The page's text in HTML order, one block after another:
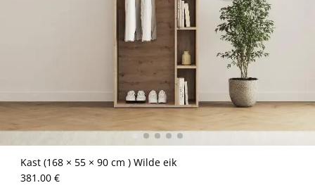
Kast (168 × 55 × 90 cm ) Wilde eik
381.00 €